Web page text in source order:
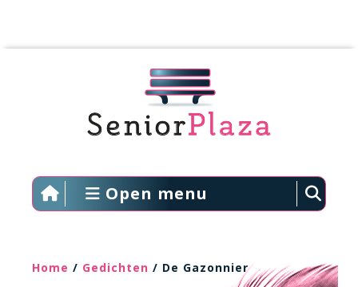
Open menu
Home / Gedichten / De Gazonnier